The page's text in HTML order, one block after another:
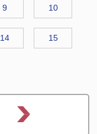
9 10
14 15